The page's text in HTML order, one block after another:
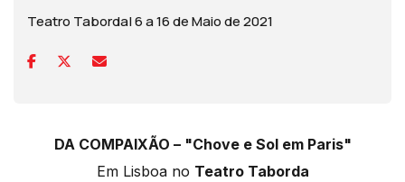
Teatro Taborda| 6 a 16 de Maio de 2021
DA COMPAIXÃO – "Chove e Sol em Paris"
Em Lisboa no Teatro Taborda